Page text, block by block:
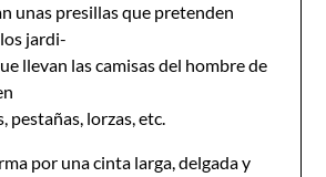
unas presillas que pretenden
jardi-
llevan las camisas del hombre de
pestañas, lorzas, etc.
por una cinta larga, delgada y